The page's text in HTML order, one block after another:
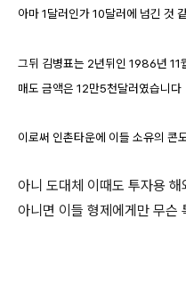
아마 1달러인가 10달러에 넘긴 것
그뒤 김병표는 2년뒤인 1986년 11
매도 금액은 12만5천달러였습니다
이로써 인촌타운에 이들 소유의 콘
아니 도대체 이때도 투자용
아니면 이들 형제에게만 무슨